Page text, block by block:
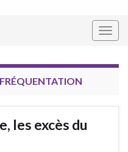
les excès du